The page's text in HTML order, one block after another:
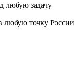
любую задачу
любую точку России